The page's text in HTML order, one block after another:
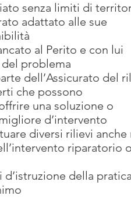
senza limiti di
adattato alle sue
al Perito e con lui
del problema
dell’Assicurato del
che possono
una soluzione o
d’intervento
diversi rilievi anche
riparatorio
della